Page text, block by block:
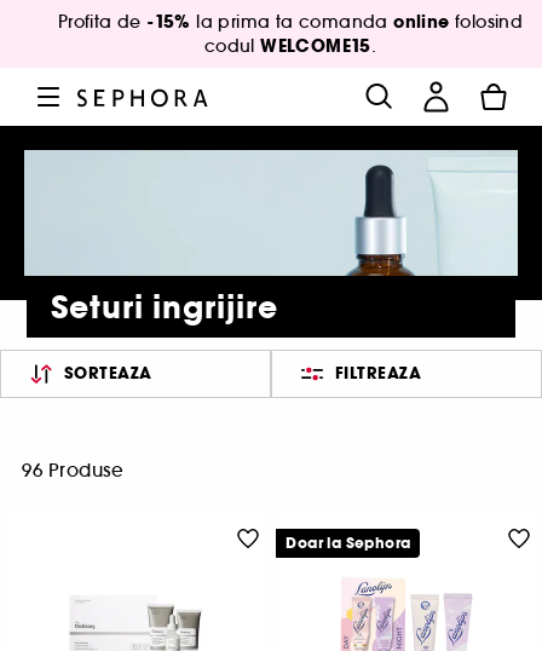
Profita de -15% la prima ta comandaonline folosind
codulWELCOME15.
Seturi ingrijire
SORTEAZA FILTREAZA
96 Produse
Doar la Sephora